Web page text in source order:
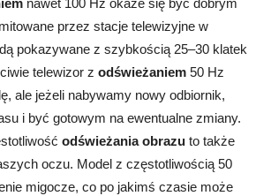
nawet 100 Hz okaże się być dobrym
przez stacje telewizyjne w
pokazywane z szybkością 25–30 klatek
telewizor z odświeżaniem 50 Hz
ale jeżeli nabywamy nowy odbiornik,
i być gotowym na ewentualne zmiany.
odświeżania obrazu to także
oczu. Model z częstotliwością 50
migocze, co po jakimś czasie może